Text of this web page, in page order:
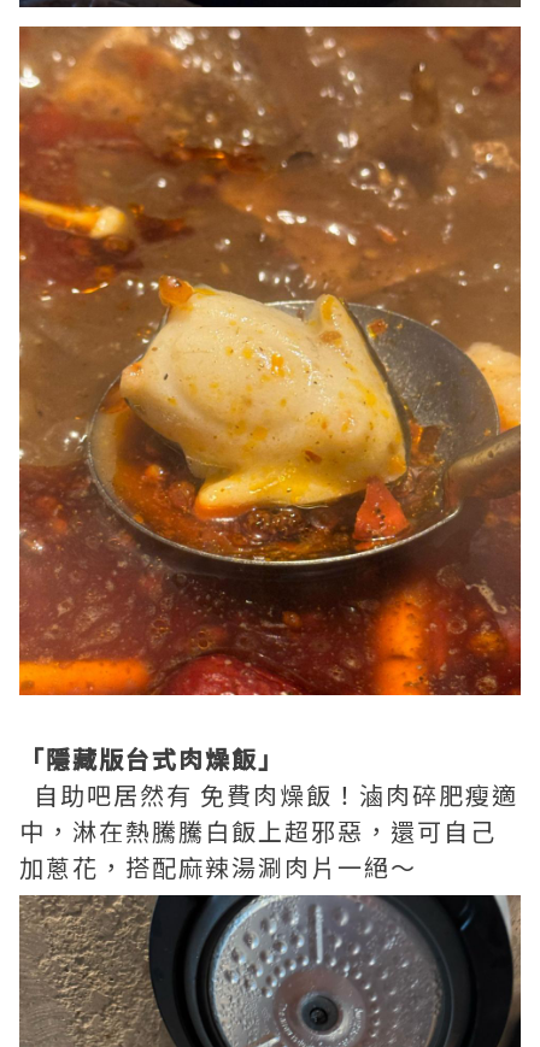
「隱藏版台式肉燥飯」
自助吧居然有 免費肉燥飯！滷肉碎肥瘦適
中，淋在熱騰騰白飯上超邪惡，還可自己
加蔥花，搭配麻辣湯涮肉片一絕～